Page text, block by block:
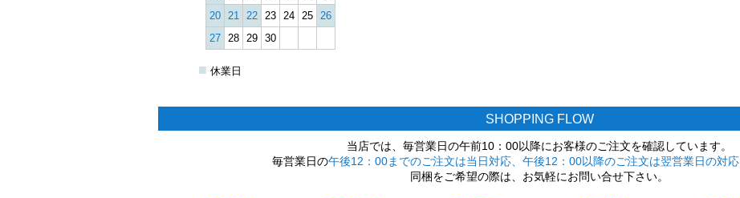
20 21 22 23 24 25 26
27 28 29 30
■ 休業日
SHOPPING FLOW
当店では、毎営業日の午前10：00以降にお客様のご注文を確認しています。
毎営業日の午後12：00までのご注文は当日対応、午後12：00以降のご注文は翌営業日の対応
同梱をご希望の際は、お気軽にお問い合せ下さい。